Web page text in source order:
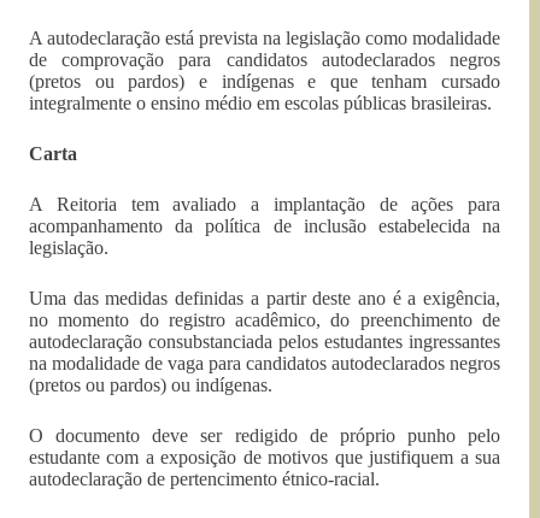
A autodeclaração está prevista na legislação como modalidade
de comprovação para candidatos autodeclarados negros
(pretos ou pardos) e indígenas e que tenham cursado
integralmente o ensino médio em escolas públicas brasileiras.
Carta
A Reitoria tem avaliado a implantação de ações para
acompanhamento da política de inclusão estabelecida na
legislação.
Uma das medidas definidas a partir deste ano é a exigência,
no momento do registro acadêmico, do preenchimento de
autodeclaração consubstanciada pelos estudantes ingressantes
na modalidade de vaga para candidatos autodeclarados negros
(pretos ou pardos) ou indígenas.
O documento deve ser redigido de próprio punho pelo
estudante com a exposição de motivos que justifiquem a sua
autodeclaração de pertencimento étnico-racial.